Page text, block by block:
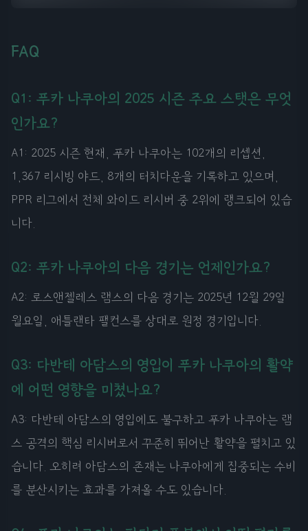
FAQ
Q1: 푸카 나쿠아의 2025 시즌 주요 스탯은 무엇
인가요?
A1: 2025 시즌 현재, 푸카 나쿠아는 102개의 리셉션,
1,367 리시빙 야드, 8개의 터치다운을 기록하고 있으며,
PPR 리그에서 전체 와이드 리시버 중 2위에 랭크되어 있습
니다.
Q2: 푸카 나쿠아의 다음 경기는 언제인가요?
A2: 로스앤젤레스 램스의 다음 경기는 2025년 12월 29일
월요일, 애틀랜타 팰컨스를 상대로 원정 경기입니다.
Q3: 다반테 아담스의 영입이 푸카 나쿠아의 활약
에 어떤 영향을 미쳤나요?
A3: 다반테 아담스의 영입에도 불구하고 푸카 나쿠아는 램
스 공격의 핵심 리시버로서 꾸준히 뛰어난 활약을 펼치고 있
습니다. 오히려 아담스의 존재는 나쿠아에게 집중되는 수비
를 분산시키는 효과를 가져올 수도 있습니다.